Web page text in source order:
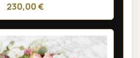
230,00 €